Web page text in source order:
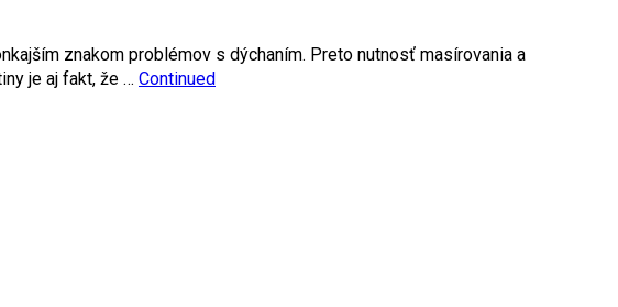
znakom problémov s dýchaním. Preto nutnosť masírovania a
je aj fakt, že … Continued